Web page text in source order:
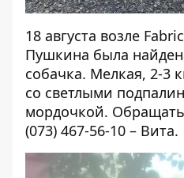
18 августа возле
Пушкина была
собачка. Мелкая, 2-3
со светлыми
мордочкой.
(073) 467-56-10 – Вита.